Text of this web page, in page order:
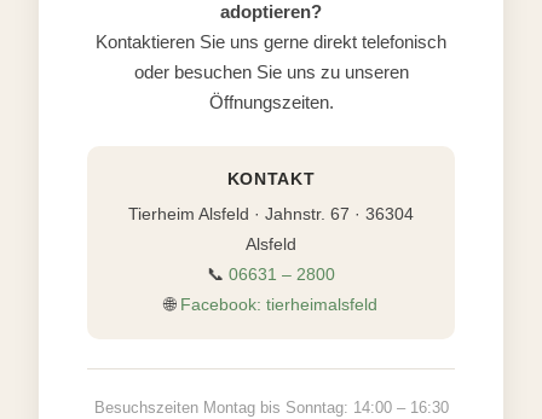
adoptieren?
Kontaktieren Sie uns gerne direkt telefonisch
oder besuchen Sie uns zu unseren
Öffnungszeiten.
KONTAKT
Tierheim Alsfeld · Jahnstr. 67 · 36304
Alsfeld
📞 06631 – 2800
🌐 Facebook: tierheimalsfeld
Besuchszeiten Montag bis Sonntag: 14:00 – 16:30